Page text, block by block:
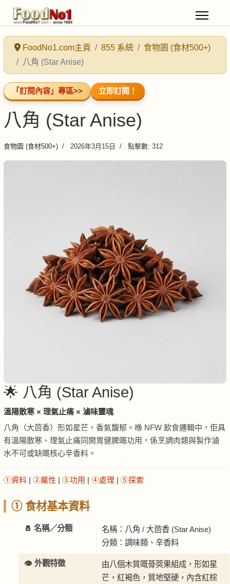
FoodNo1.com主頁 855 系統
食物園 (食材500+)
八角 (Star Anise)
「訂閱內容」專區>> 立即訂閱！
八角 (Star Anise)
食物園 (食材500+) 2026年3月15日 點擊數: 312
🌟 八角 (Star Anise)
溫陽散寒 × 理氣止痛 × 滷味靈魂
八角（大茴香）形如星芒，香氣馥郁。喺 NFW 飲食邏輯中，佢具
有溫陽散寒、理氣止痛同開胃健脾嘅功用，係烹調肉類與製作滷
水不可或缺嘅核心辛香料。
①資料 | ②屬性 | ③功用 | ④處理 | ⑤探索
① 食材基本資料
🧂 名稱／分類
名稱：八角 / 大茴香 (Star Anise)
分類：調味類、辛香料
👁️ 外觀特徵
由八個木質嘅蓇葖果組成，形如星
芒，紅褐色，質地堅硬，內含紅棕